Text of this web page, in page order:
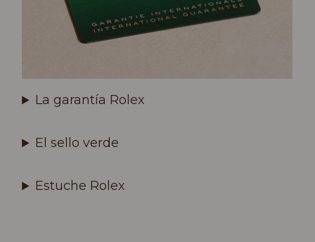
La garantía Rolex
El sello verde
Estuche Rolex